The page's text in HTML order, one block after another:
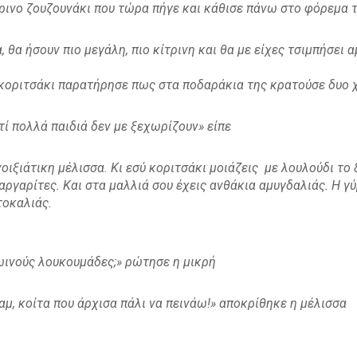
ζουζουνάκι που τώρα πήγε και κάθισε πάνω στο φόρεμα
ήσουν πιο μεγάλη, πιο κίτρινη και θα με είχες τσιμπήσει
παρατήρησε πως στα ποδαράκια της κρατούσε δυο
πολλά παιδιά δεν με ξεχωρίζουν» είπε
μέλισσα. Κι εσύ κοριτσάκι μοιάζεις με λουλούδι το
Και στα μαλλιά σου έχεις ανθάκια αμυγδαλιάς. Η
λουκουμάδες;» ρώτησε η μικρή
κοίτα που άρχισα πάλι να πεινάω!» αποκρίθηκε η μέλισσα